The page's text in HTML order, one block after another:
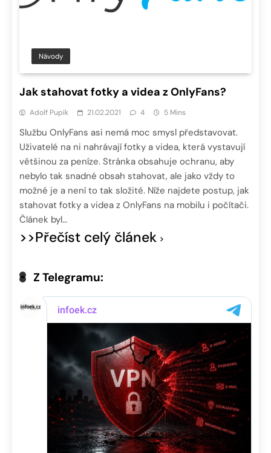
Návody
Jak stahovat fotky a videa z OnlyFans?
Adolf Pupík 21.02.2021 4 5 Mins
Službu OnlyFans asi nemá moc smysl představovat.
Uživatelé na ni nahrávají fotky a videa, která vystavují
většinou za peníze. Stránka obsahuje ochranu, aby
nebylo tak snadné obsah stahovat, ale jako vždy to
možné je a není to tak složité. Níže najdete postup, jak
stahovat fotky a videa z OnlyFans na mobilu i počítači.
Článek byl…
>>Přečíst celý článek
Z Telegramu: